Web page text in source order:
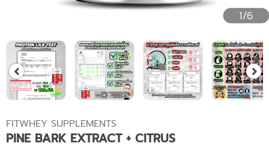
1/6
FITWHEY SUPPLEMENTS
PINE BARK EXTRACT + CITRUS